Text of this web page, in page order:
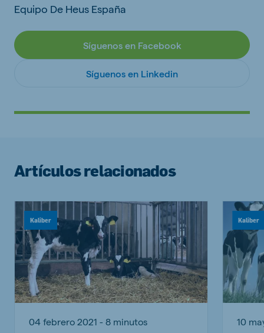
Equipo De Heus España
Síguenos en Facebook
Síguenos en Linkedin
Artículos relacionados
Kaliber
04 febrero 2021 - 8 minutos
Kaliber
10